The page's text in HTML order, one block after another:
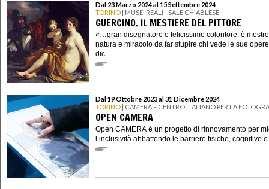
Dal 23 Marzo 2024 al 15 Settembre 2024
TORINO | MUSEI REALI - SALE CHIABLESE
GUERCINO. IL MESTIERE DEL PITTORE
«…gran disegnatore e felicissimo coloritore: è
natura e miracolo da far stupire chi vede le sue
dic...
Dal 19 Ottobre 2023 al 31 Dicembre 2024
TORINO | CAMERA – CENTRO ITALIANO PER LA
OPEN CAMERA
Open CAMERA è un progetto di rinnovamento per
l’inclusività abbattendo le barriere fisiche, cognitive